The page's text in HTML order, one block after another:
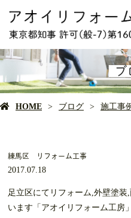
ブ
HOME ブログ 施工事
練馬区 リフォーム工事
2017.07.18
足立区にてリフォーム,外壁塗
います「アオイリフォーム工房